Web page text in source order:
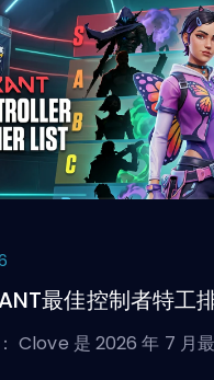
最佳控制者特工
Clove 是 2026 年 7 月